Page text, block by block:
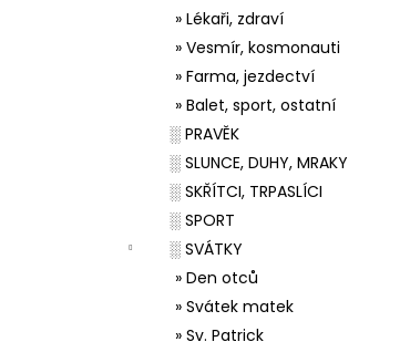
» Lékaři, zdraví
» Vesmír, kosmonauti
» Farma, jezdectví
» Balet, sport, ostatní
░ PRAVĚK
░ SLUNCE, DUHY, MRAKY
░ SKŘÍTCI, TRPASLÍCI
░ SPORT
░ SVÁTKY
» Den otců
» Svátek matek
» Sv. Patrick